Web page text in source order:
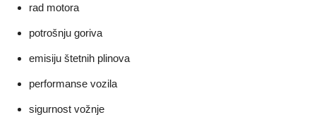
rad motora
potrošnju goriva
emisiju štetnih plinova
performanse vozila
sigurnost vožnje